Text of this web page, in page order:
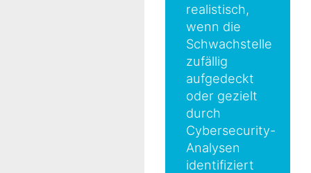
realistisch,
wenn die
Schwachstelle
zufällig
aufgedeckt
oder gezielt
durch
Cybersecurity-
Analysen
identifiziert